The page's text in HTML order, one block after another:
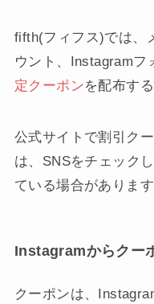
fifth(フィフス)では、
ウント、Instagramフ
定クーポンを配布す
公式サイトで割引ク
は、SNSをチェック
ている場合があります
Instagramからクー
クーポンは、